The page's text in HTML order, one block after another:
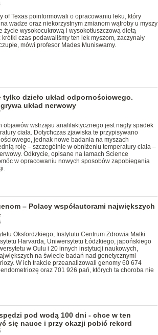
of Texas poinformowali o opracowaniu leku, który
wadze oraz niekorzystnym zmianom wątroby u myszy
życie wysokocukrową i wysokotłuszczową dietą
czas podawaliśmy ten lek myszom, zaczynały
mówi profesor Mades Muniswamy.
dzieło układ odpornościowego.
układ nerwowy
objawów wstrząsu anafilaktycznego jest nagły spadek
ciała. Dotychczas zjawiska te przypisywano
jednak nowe badania na myszach
rolę – szczególnie w obniżeniu temperatury ciała –
Odkrycie, opisane na łamach Science
w opracowaniu nowych sposobów zapobiegania
– Polacy współautorami największych
Oksfordzkiego, Instytutu Centrum Zdrowia Matki
Harvarda, Uniwersytetu Łódzkiego, japońskiego
w Oulu i 20 innych instytucji naukowych,
na świecie badań nad genetycznymi
W ich trakcie przeanalizowali genomy 60 674
oraz 701 926 pań, których ta choroba nie
pod wodą 100 dni - chce w ten
się nauce i przy okazji pobić rekord